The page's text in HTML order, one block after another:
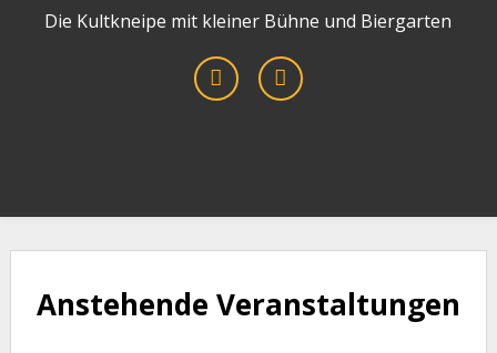
Die Kultkneipe mit kleiner Bühne und Biergarten
Anstehende Veranstaltungen